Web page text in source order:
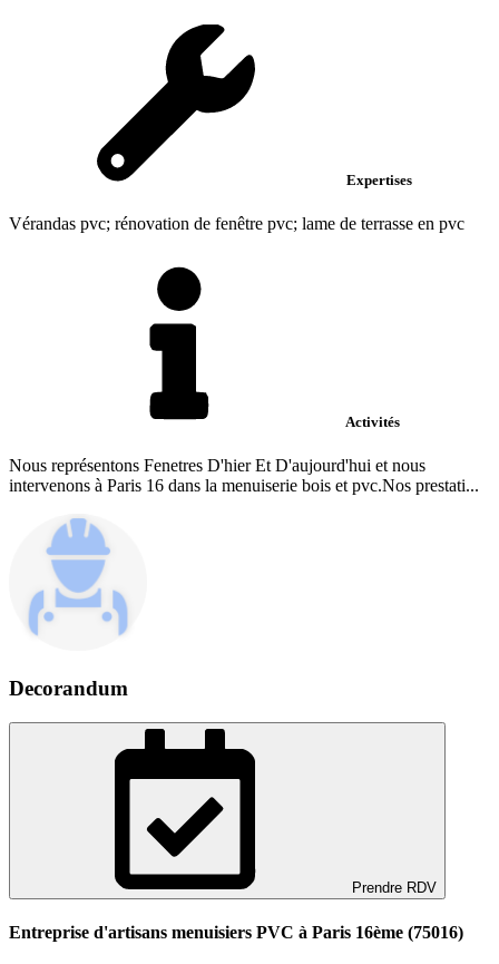
Expertises
Vérandas pvc; rénovation de fenêtre pvc; lame de terrasse en pvc
Activités
Nous représentons Fenetres D'hier Et D'aujourd'hui et nous
intervenons à Paris 16 dans la menuiserie bois et pvc.Nos prestati...
Decorandum
Prendre RDV
Entreprise d'artisans menuisiers PVC à Paris 16ème (75016)